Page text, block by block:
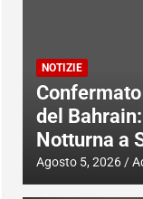
NOTIZIE
del
Notturna a
Agosto 5, 2026